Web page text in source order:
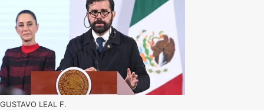
GUSTAVO LEAL F.